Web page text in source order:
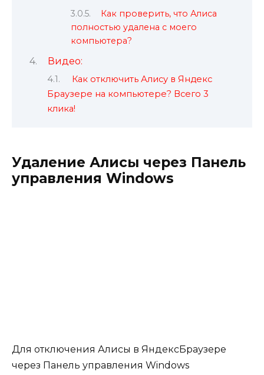
Как проверить, что Алиса
полностью удалена с моего
компьютера?
Видео:
Как отключить Алису в Яндекс
Браузере на компьютере? Всего 3
клика!
Удаление Алисы через Панель
управления Windows
Для отключения Алисы в ЯндексБраузере
через Панель управления Windows